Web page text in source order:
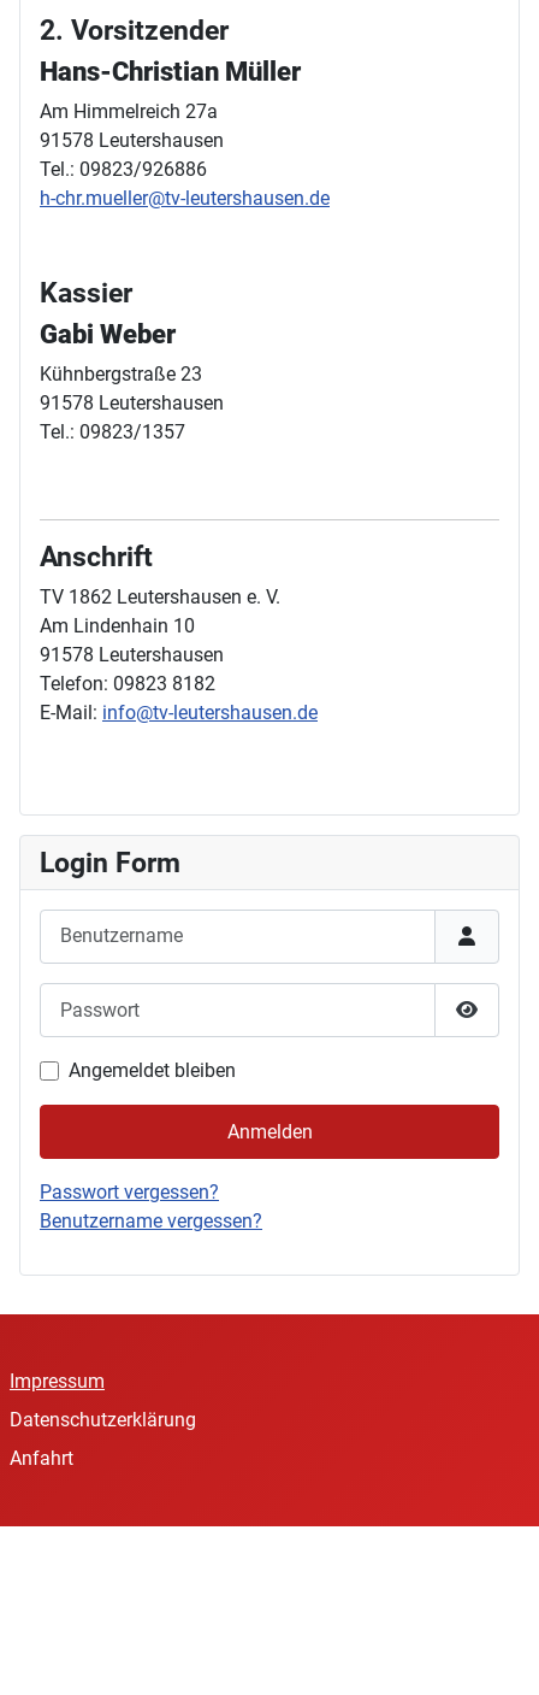
2. Vorsitzender
Hans-Christian Müller
Am Himmelreich 27a
91578 Leutershausen
Tel.: 09823/926886
h-chr.mueller@tv-leutershausen.de
Kassier
Gabi Weber
Kühnbergstraße 23
91578 Leutershausen
Tel.: 09823/1357
Anschrift
TV 1862 Leutershausen e. V.
Am Lindenhain 10
91578 Leutershausen
Telefon: 09823 8182
E-Mail: info@tv-leutershausen.de
Login Form
Benutzername
Angemeldet bleiben
Anmelden
Passwort vergessen?
Benutzername vergessen?
Impressum
Datenschutzerklärung
Anfahrt